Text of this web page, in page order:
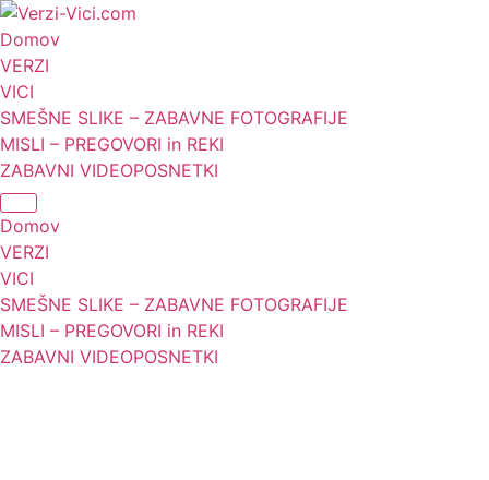
Skip
to
content
Domov
VERZI
VICI
SMEŠNE SLIKE – ZABAVNE FOTOGRAFIJE
MISLI – PREGOVORI in REKI
ZABAVNI VIDEOPOSNETKI
Domov
VERZI
VICI
SMEŠNE SLIKE – ZABAVNE FOTOGRAFIJE
MISLI – PREGOVORI in REKI
ZABAVNI VIDEOPOSNETKI